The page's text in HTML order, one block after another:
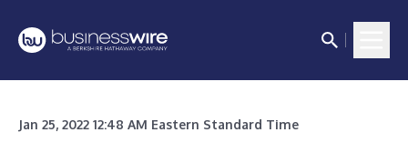
Jan 25, 2022 12:48 AM Eastern Standard Time